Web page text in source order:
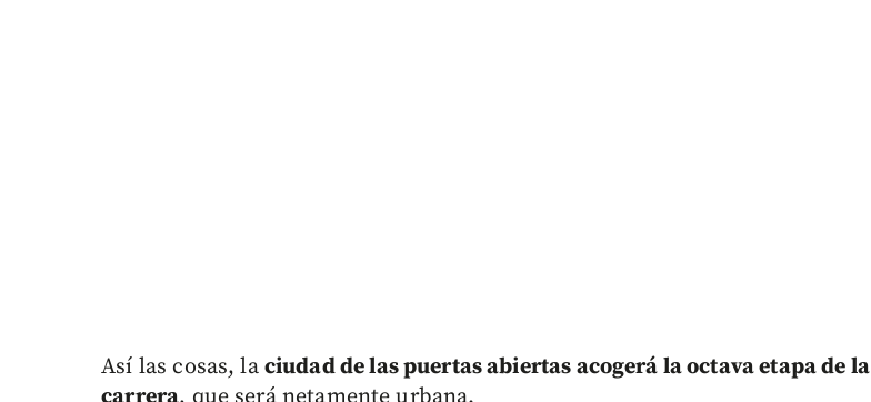
Así las cosas, la ciudad de las puertas abiertas acogerá la octava etapa de la